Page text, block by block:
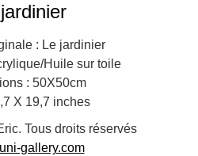
: Le jardinier
Huile sur toile
: 50X50cm
X 19,7 inches
Tous droits réservés
gallery.com